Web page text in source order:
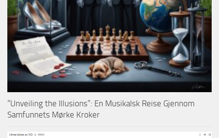
“Unveiling the Illusions”: En Musikalsk Reise Gjennom
Samfunnets Mørke Kroker